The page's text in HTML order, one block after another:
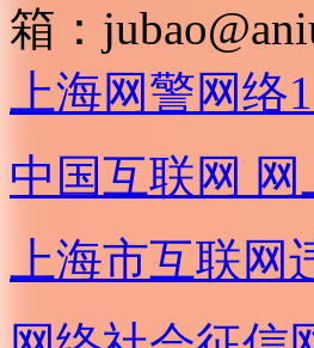
箱：
上海网警网络
中国互联网
上海市互联网